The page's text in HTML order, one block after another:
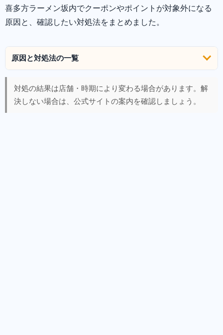
喜多方ラーメン坂内でクーポンやポイントが対象外になる
原因と、確認したい対処法をまとめました。
原因と対処法の一覧
対処の結果は店舗・時期により変わる場合があります。解
決しない場合は、公式サイトの案内を確認しましょう。